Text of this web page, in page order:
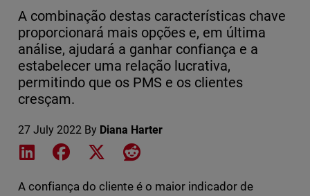
A combinação destas características chave
proporcionará mais opções e, em última
análise, ajudará a ganhar confiança e a
estabelecer uma relação lucrativa,
permitindo que os PMS e os clientes
cresçam.
27 July 2022 By Diana Harter
Share on LinkedIn
Share on Facebook
Share on XShare on Reddit
A confiança do cliente é o maior indicador de